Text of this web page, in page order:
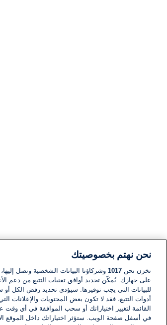
نحن نهتم بخصوصيتك
نخزن نحن 1017 وشركاؤنا البيانات الشخصية ونصل
على جهازك. يُمكّن تحديد أوافق تقنيات التتبع من دعم
للبيانات التي يجب توفيرها. سيؤدي تحديد رفض الكل
أدوات التتبع، فقد لا تكون بعض المحتويات والإعلانات
القائمة لتغيير اختياراتك أو سحب الموافقة في أي وقت
في أسفل صفحة الويب. ستؤثر اختياراتك داخل الموقع